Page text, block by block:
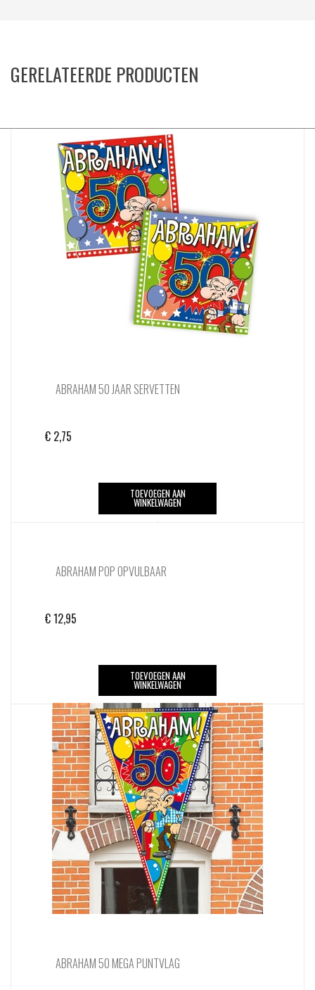
GERELATEERDE PRODUCTEN
ABRAHAM 50 JAAR SERVETTEN
€ 2,75
TOEVOEGEN AAN
WINKELWAGEN
ABRAHAM POP OPVULBAAR
€12,95
TOEVOEGEN AAN
WINKELWAGEN
ABRAHAM 50 MEGA PUNTVLAG